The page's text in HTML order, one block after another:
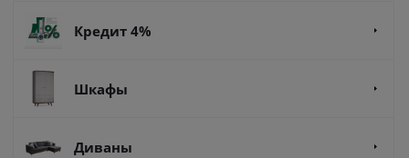
Кредит 4%
Шкафы
Диваны